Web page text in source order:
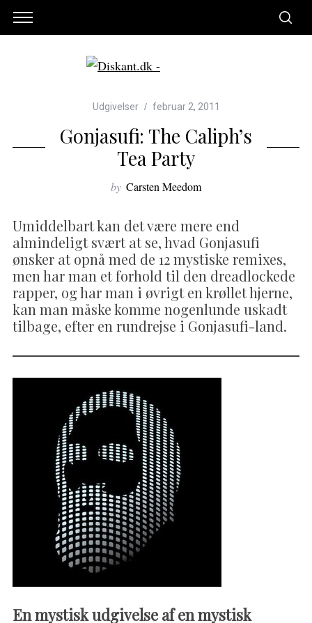
Udgivelser februar 2, 2011
Gonjasufi: The Caliph’s
Tea Party
by Carsten Meedom
Umiddelbart kan det være mere end
almindeligt svært at se, hvad Gonjasufi
ønsker at opnå med de 12 mystiske remixes,
men har man et forhold til den dreadlockede
rapper, og har man i øvrigt en krøllet hjerne,
kan man måske komme nogenlunde uskadt
tilbage, efter en rundrejse i Gonjasufi-land.
En mystisk udgivelse af en mystisk